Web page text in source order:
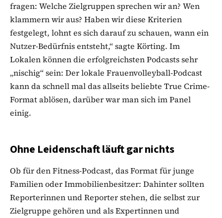
fragen: Welche Zielgruppen sprechen wir an? Wen
klammern wir aus? Haben wir diese Kriterien
festgelegt, lohnt es sich darauf zu schauen, wann ein
Nutzer-Bedürfnis entsteht,“ sagte Körting. Im
Lokalen können die erfolgreichsten Podcasts sehr
„nischig“ sein: Der lokale Frauenvolleyball-Podcast
kann da schnell mal das allseits beliebte True Crime-
Format ablösen, darüber war man sich im Panel
einig.
Ohne Leidenschaft läuft gar nichts
Ob für den Fitness-Podcast, das Format für junge
Familien oder Immobilienbesitzer: Dahinter sollten
Reporterinnen und Reporter stehen, die selbst zur
Zielgruppe gehören und als Expertinnen und